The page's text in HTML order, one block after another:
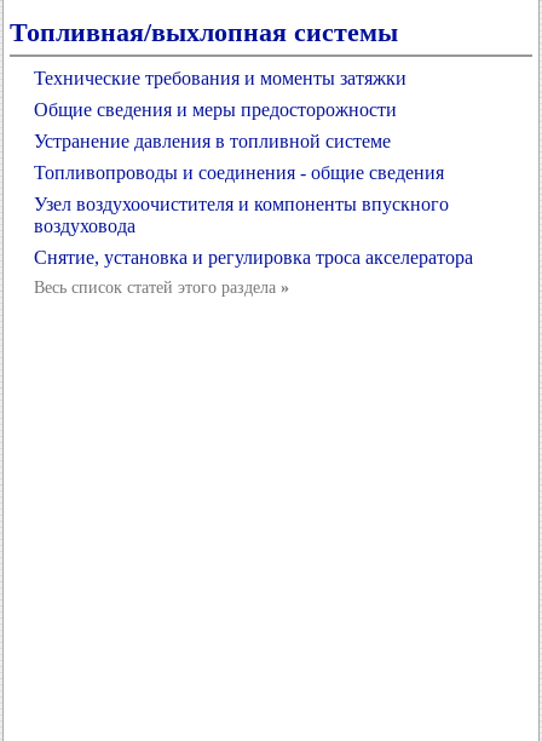
Топливная/выхлопная системы
Технические требования и моменты затяжки
Общие сведения и меры предосторожности
Устранение давления в топливной системе
Топливопроводы и соединения - общие сведения
Узел воздухоочистителя и компоненты впускного
воздуховода
Снятие, установка и регулировка троса акселератора
Весь список статей этого раздела »